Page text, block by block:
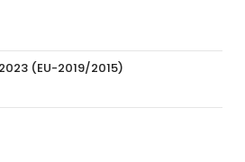
(EU-2019/2015)